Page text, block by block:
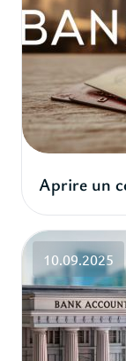
Aprire un
10.09.2025